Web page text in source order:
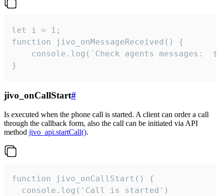
let i = 1;
function jivo_onMessageReceived() {
}
jivo_onCallStart#
Is executed when the phone call is started. A client can order a call
through the callback form, also the call can be initiated via API
method jivo_api.startCall().
function jivo_onCallStart() {
  console.log('Call is started')